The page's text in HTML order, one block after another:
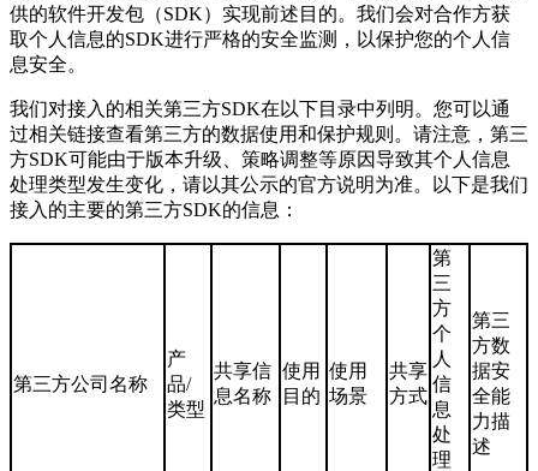
供的软件开发包（SDK）实现前述目的。我们会对合作方获
取个人信息的SDK进行严格的安全监测，以保护您的个人信
息安全。
我们对接入的相关第三方SDK在以下目录中列明。您可以通
过相关链接查看第三方的数据使用和保护规则。请注意，第三
方SDK可能由于版本升级、策略调整等原因导致其个人信息
处理类型发生变化，请以其公示的官方说明为准。以下是我们
接入的主要的第三方SDK的信息：
第三方公司名称
产
品/
类型
共享信
息名称
使用
目的
使用
场景
共享
方式
第
三
方
个
人
信
息
处
理
第三
方数
据安
全能
力描
述